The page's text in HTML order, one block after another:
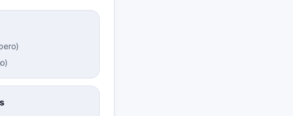
)
)